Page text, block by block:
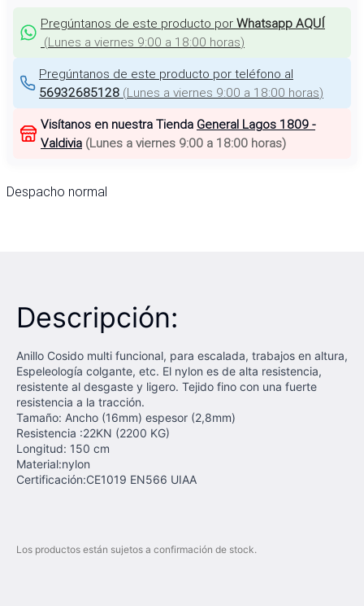
Pregúntanos de este producto por Whatsapp AQUÍ
(Lunes a viernes 9:00 a 18:00 horas)
Pregúntanos de este producto por teléfono al
56932685128 (Lunes a viernes 9:00 a 18:00 horas)
Visítanos en nuestra Tienda General Lagos 1809 -
Valdivia (Lunes a viernes 9:00 a 18:00 horas)
Despacho normal
Descripción:
Anillo Cosido multi funcional, para escalada, trabajos en altura,
Espeleología colgante, etc. El nylon es de alta resistencia,
resistente al desgaste y ligero. Tejido fino con una fuerte
resistencia a la tracción.
Tamaño: Ancho (16mm) espesor (2,8mm)
Resistencia :22KN (2200 KG)
Longitud: 150 cm
Material:nylon
Certificación:CE1019 EN566 UIAA
Los productos están sujetos a confirmación de stock.